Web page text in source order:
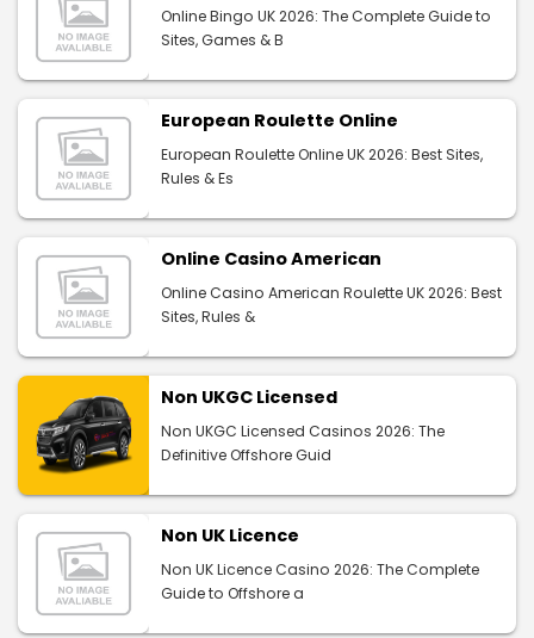
Online Bingo UK 2026: The Complete Guide to
Sites, Games & B
European Roulette Online
European Roulette Online UK 2026: Best Sites,
Rules & Es
Online Casino American
Online Casino American Roulette UK 2026: Best
Sites, Rules &
Non UKGC Licensed
Non UKGC Licensed Casinos 2026: The
Definitive Offshore Guid
Non UK Licence
Non UK Licence Casino 2026: The Complete
Guide to Offshore a